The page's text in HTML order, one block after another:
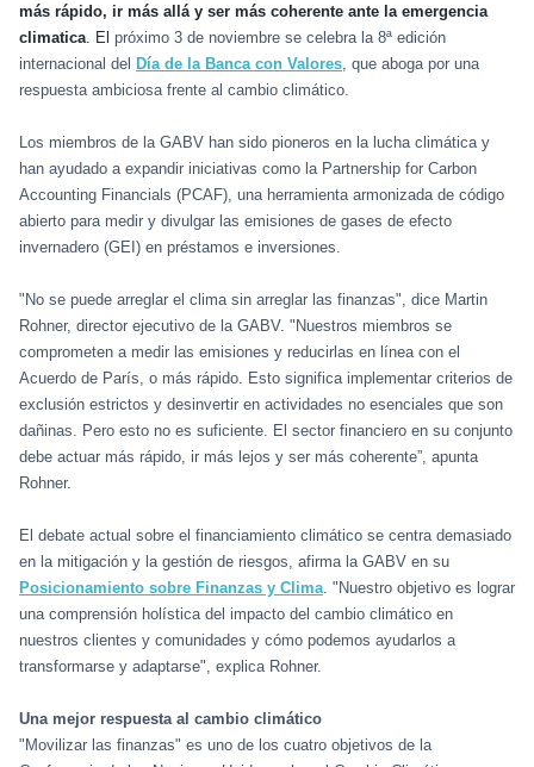
más rápido, ir más allá y ser más coherente ante la emergencia
climatica . El próximo 3 de noviembre se celebra la 8ª edición
internacional del Día de la Banca con Valores , que aboga por una
respuesta ambiciosa frente al cambio climático.
Los miembros de la GABV han sido pioneros en la lucha climática y
han ayudado a expandir iniciativas como la Partnership for Carbon
Accounting Financials (PCAF), una herramienta armonizada de código
abierto para medir y divulgar las emisiones de gases de efecto
invernadero (GEI) en préstamos e inversiones.
"No se puede arreglar el clima sin arreglar las finanzas", dice Martin
Rohner, director ejecutivo de la GABV. "Nuestros miembros se
comprometen a medir las emisiones y reducirlas en línea con el
Acuerdo de París, o más rápido. Esto significa implementar criterios de
exclusión estrictos y desinvertir en actividades no esenciales que son
dañinas. Pero esto no es suficiente. El sector financiero en su conjunto
debe actuar más rápido, ir más lejos y ser más coherente”, apunta
Rohner.
El debate actual sobre el financiamiento climático se centra demasiado
en la mitigación y la gestión de riesgos, afirma la GABV en su
Posicionamiento sobre Finanzas y Clima . "Nuestro objetivo es lograr
una comprensión holística del impacto del cambio climático en
nuestros clientes y comunidades y cómo podemos ayudarlos a
transformarse y adaptarse", explica Rohner.
Una mejor respuesta al cambio climático
"Movilizar las finanzas" es uno de los cuatro objetivos de la